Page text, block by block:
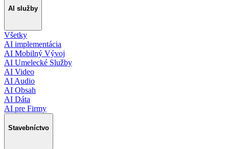
AI služby
Všetky
AI implementácia
AI Mobilný Vývoj
AI Umelecké Služby
AI Video
AI Audio
AI Obsah
AI Dáta
AI pre Firmy
Stavebníctvo